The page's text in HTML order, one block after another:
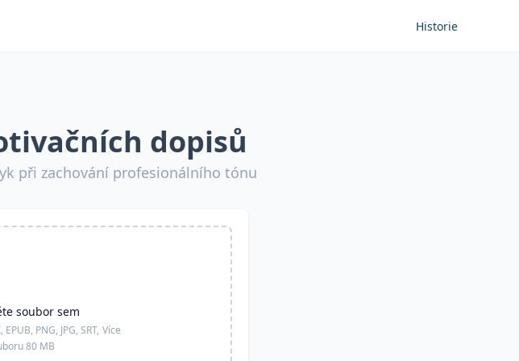
Historie
dopisů
při zachování profesionálního tónu
soubor sem
EPUB, PNG, JPG, SRT, Více
80 MB